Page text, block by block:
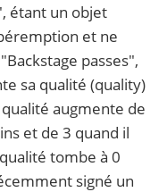
étant un objet
et ne
passes",
sa qualité (quality)
augmente de
et de 3 quand il
tombe à 0
signé un